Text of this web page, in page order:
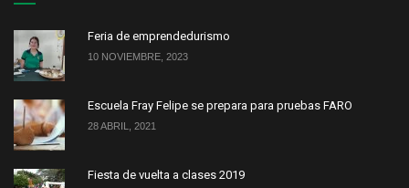
Feria de emprendedurismo
10 NOVIEMBRE, 2023
Escuela Fray Felipe se prepara para pruebas FARO
28 ABRIL, 2021
Fiesta de vuelta a clases 2019